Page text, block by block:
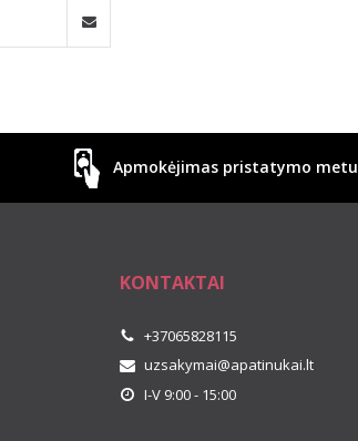
Apmokėjimas pristatymo metu
KONTAKTAI
+37065828115
uzsakymai@apatinukai.lt
I-V 9:00 - 15:00